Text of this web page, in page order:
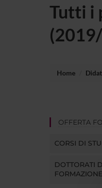
Tutti i
Home
OFFERTA
CORSI DI
DOTTORATI